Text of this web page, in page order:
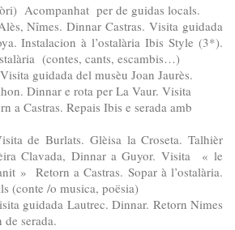
Acompanhat per de guidas locals.
Nîmes. Dinnar Castras. Visita guidada
Instalacion à l’ostalària Ibis Style (3*).
(contes, cants, escambis…)
guidada del musèu Joan Jaurès.
Dinnar e rota per La Vaur. Visita
a Castras. Repais Ibis e serada amb
de Burlats. Glèisa la Croseta. Talhièr
Clavada, Dinnar a Guyor. Visita « le
» Retorn a Castras. Sopar à l’ostalària.
(conte /o musica, poësia)
guidada Lautrec. Dinnar. Retorn Nimes
serada.